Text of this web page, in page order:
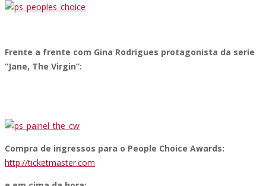
Frente a frente com Gina Rodrigues protagonista da serie
“Jane, The Virgin”:
Compra de ingressos para o People Choice Awards:
http://ticketmaster.com